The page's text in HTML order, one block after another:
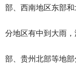
部、西南地区东部
分地区有中到大雨
部、贵州北部等地